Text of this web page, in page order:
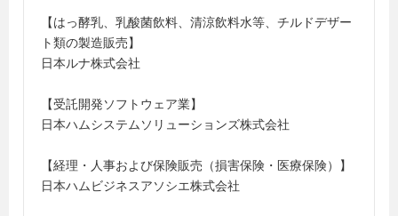
【はっ酵乳、乳酸菌飲料、清涼飲料水等、チルドデザー
ト類の製造販売】
日本ルナ株式会社
【受託開発ソフトウェア業】
日本ハムシステムソリューションズ株式会社
【経理・人事および保険販売（損害保険・医療保険）】
日本ハムビジネスアソシエ株式会社